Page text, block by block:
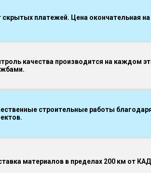
скрытых платежей. Цена окончательная
качества производится на каждом
строительные работы
материалов в пределах 200 км от